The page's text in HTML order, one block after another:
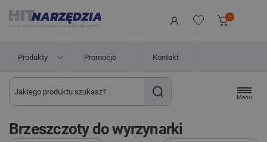
0
Produkty Promocje Kontakt
Menu
Brzeszczoty do wyrzynarki